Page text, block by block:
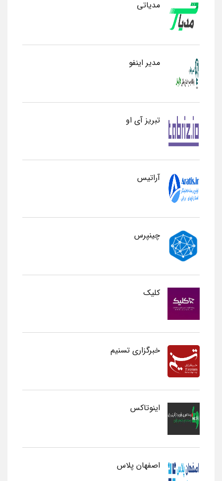
مدیاتی
مدیر اینفو
تبریز آی او
آراتیس
چینپرس
کلیک
خبرگزاری تسنیم
اینوتاکس
اصفهان پلاس